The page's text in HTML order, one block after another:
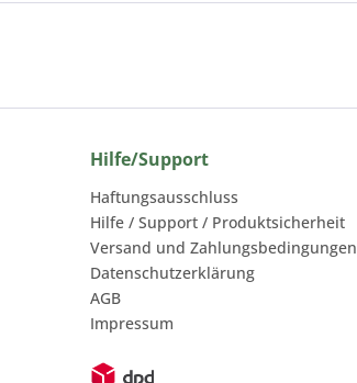
Hilfe/Support
Haftungsausschluss
Hilfe / Support / Produktsicherheit
Versand und Zahlungsbedingungen
Datenschutzerklärung
AGB
Impressum